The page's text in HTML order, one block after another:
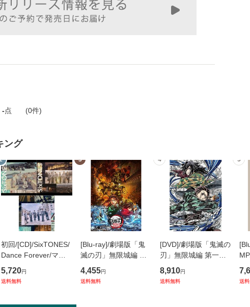
-点 (0件)
ング
初回/[CD]/SixTONES/
Dance Forever/マイ
オンリー [3形態一括
購入セット]/NEOIKT-
5,720円
送料無料
3
[Blu-ray]/劇場版「鬼
滅の刃」無限城編 第
一章 猗窩座再来 [通常
版]/アニメ/ANSX-185
4,455円
送料無料
4
[DVD]/劇場版「鬼滅の
刃」無限城編 第一章
猗窩座再来 [完全生産
限定版]/アニメ/ANZB-
8,910円
送料無料
5
送